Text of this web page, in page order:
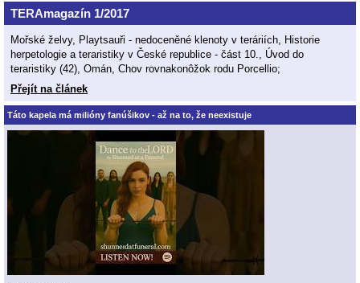
TERAmagazín 1/2017
Mořské želvy, Playtsauři - nedoceněné klenoty v teráriích, Historie
herpetologie a teraristiky v České republice - část 10., Úvod do
teraristiky (42), Omán, Chov rovnakonôžok rodu Porcellio;
Přejít na článek
Táto kapela má milióny fanúšikov - až na to, že neexistuje